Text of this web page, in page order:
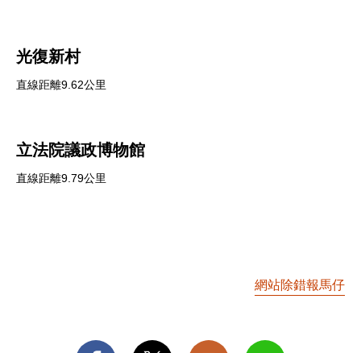
光復新村
直線距離9.62公里
立法院議政博物館
直線距離9.79公里
網站除錯報馬仔